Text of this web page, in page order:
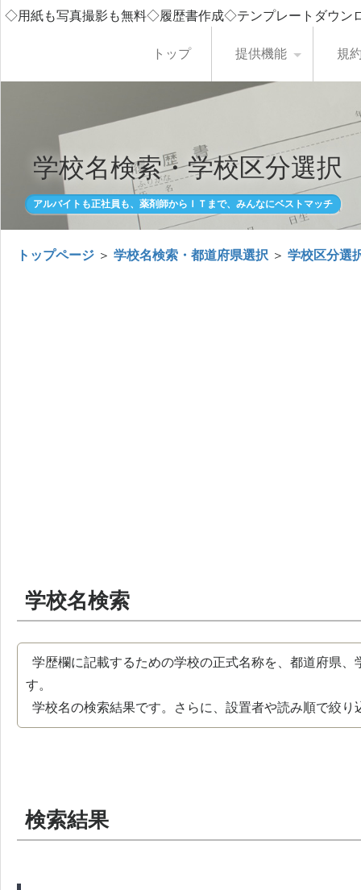
◇用紙も写真撮影も無料◇履歴書作成◇テンプレートダウ
トップ 提供機能 規
学校名検索・学校区分選択
アルバイトも正社員も、薬剤師からＩＴまで、みんなにベストマッチ
トップページ ＞ 学校名検索・都道府県選択 ＞ 学校区分選
学校名検索
学歴欄に記載するための学校の正式名称を、都道府県
す。
学校名の検索結果です。さらに、設置者や読み順で絞り
検索結果